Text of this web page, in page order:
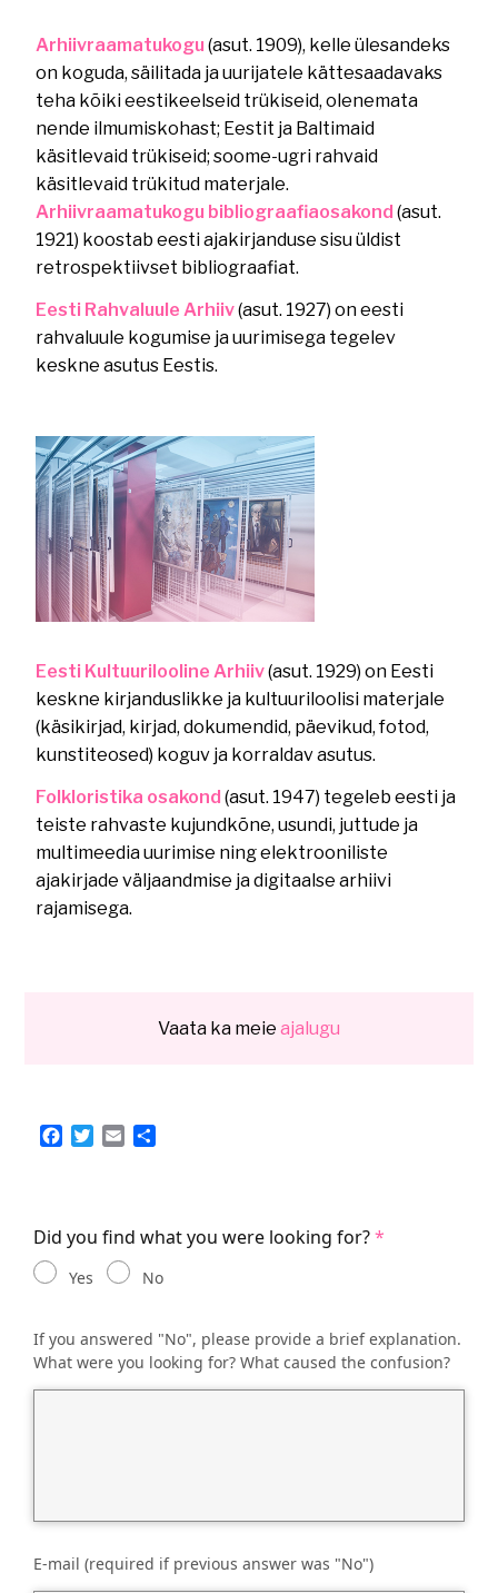
Arhiivraamatukogu (asut. 1909), kelle ülesandeks
on koguda, säilitada ja uurijatele kättesaadavaks
teha kõiki eestikeelseid trükiseid, olenemata
nende ilmumiskohast; Eestit ja Baltimaid
käsitlevaid trükiseid; soome-ugri rahvaid
käsitlevaid trükitud materjale.
Arhiivraamatukogu bibliograafiaosakond (asut.
1921) koostab eesti ajakirjanduse sisu üldist
retrospektiivset bibliograafiat.
Eesti Rahvaluule Arhiiv(asut. 1927) on eesti
rahvaluule kogumise ja uurimisega tegelev
keskne asutus Eestis.
Eesti Kultuurilooline Arhiiv(asut. 1929) on Eesti
keskne kirjanduslikke ja kultuuriloolisi materjale
(käsikirjad, kirjad, dokumendid, päevikud, fotod,
kunstiteosed) koguv ja korraldav asutus.
Folkloristika osakond (asut. 1947) tegeleb eesti ja
teiste rahvaste kujundkõne, usundi, juttude ja
multimeedia uurimise ning elektrooniliste
ajakirjade väljaandmise ja digitaalse arhiivi
rajamisega.
Vaata ka meie ajalugu
Facebook
Twitter
Email
Did you find what you were looking for?
Yes No
If you answered "No", please provide a brief explanation.
What were you looking for? What caused the confusion?
E-mail (required if previous answer was "No")